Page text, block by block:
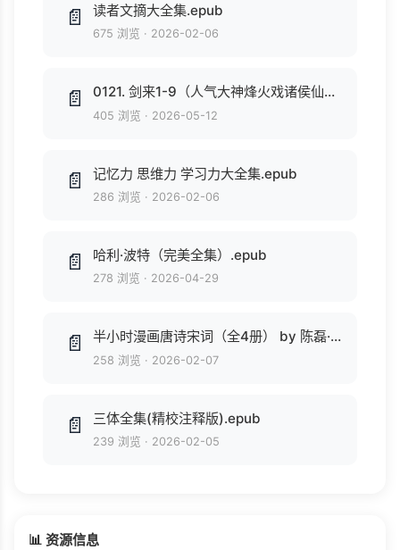
📄 读者文摘大全集.epub
675 浏览 · 2026-02-06
📄 0121. 剑来1-9（人气大神烽火戏诸侯仙侠力作，常年稳居纵横中文网畅销榜top1，第四届橙瓜网络文学奖年度十大作品）(套装共9册).epub
405 浏览 · 2026-05-12
📄 记忆力 思维力 学习力大全集.epub
286 浏览 · 2026-02-06
📄 哈利·波特（完美全集）.epub
278 浏览 · 2026-04-29
📄 半小时漫画唐诗宋词（全4册） by 陈磊·半小时漫画团队 (z-lib.org).epub
258 浏览 · 2026-02-07
📄 三体全集(精校注释版).epub
239 浏览 · 2026-02-05
📊 资源信息